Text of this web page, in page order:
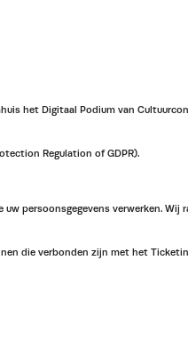
het Digitaal Podium van
Regulation of GDPR).
persoonsgegevens verwerken. Wij
die verbonden zijn met het